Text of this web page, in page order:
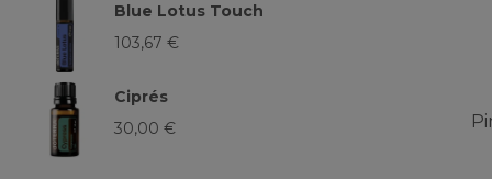
Blue Lotus Touch
103,67 €
Ciprés
30,00 €